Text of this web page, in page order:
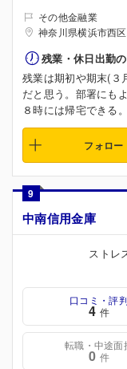
その他金融業
神奈川県横浜市西
残業・休日出勤
残業は期初や期末(３
だと思う。部署にも
８時には帰宅できる
フォロー
9
中南信用金庫
ストレ
口コミ・評
4 件
転職・中途面
0 件